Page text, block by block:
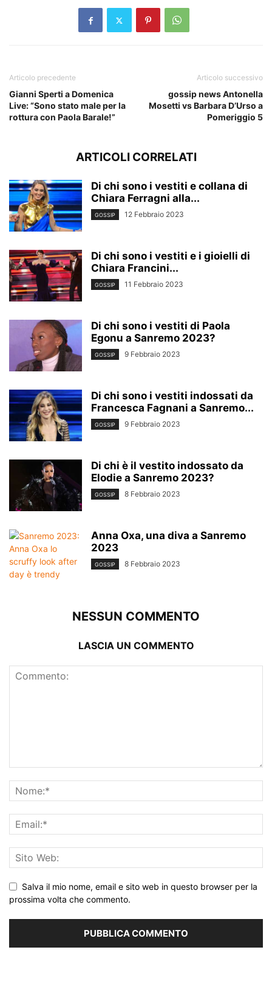
Articolo precedente
Gianni Sperti a Domenica
Live: “Sono stato male per la
rottura con Paola Barale!”
Articolo successivo
gossip news Antonella
Mosetti vs Barbara D’Urso a
Pomeriggio 5
ARTICOLI CORRELATI
Di chi sono i vestiti e collana di
Chiara Ferragni alla...
GOSSIP 12 Febbraio 2023
Di chi sono i vestiti e i gioielli di
Chiara Francini...
GOSSIP 11 Febbraio 2023
Di chi sono i vestiti di Paola
Egonu a Sanremo 2023?
GOSSIP 9 Febbraio 2023
Di chi sono i vestiti indossati da
Francesca Fagnani a Sanremo...
GOSSIP 9 Febbraio 2023
Di chi è il vestito indossato da
Elodie a Sanremo 2023?
GOSSIP 8 Febbraio 2023
Anna Oxa, una diva a Sanremo
2023
GOSSIP 8 Febbraio 2023
NESSUN COMMENTO
LASCIA UN COMMENTO
Salva il mio nome, email e sito web in questo browser per la
prossima volta che commento.